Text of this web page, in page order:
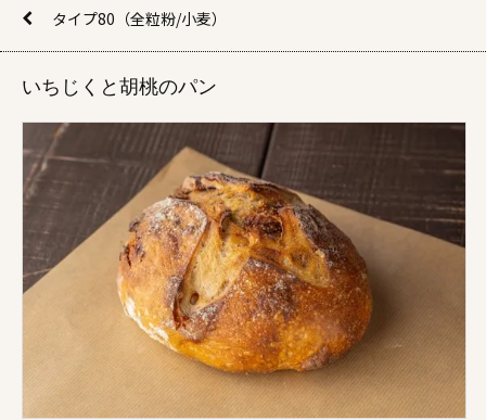
タイプ80（全粒粉/小麦）
いちじくと胡桃のパン